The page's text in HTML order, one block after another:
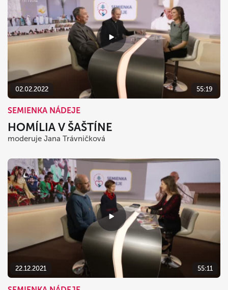
02.02.2022 55:19
SEMIENKA NÁDEJE
HOMÍLIA V ŠAŠTÍNE
moderuje Jana Trávničková
22.12.2021 55:11